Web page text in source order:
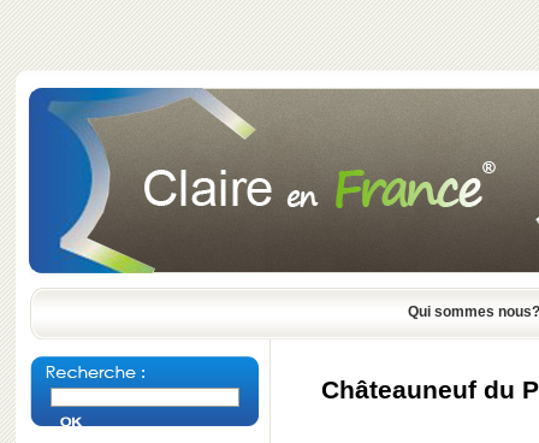
Qui sommes nous?
Châteauneuf du